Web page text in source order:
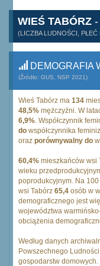
WIEŚ TABÓRZ
(LICZBA LUDNOŚCI, PŁEĆ
DEMOGRAFIA
(Źródło: GUS, NSP 2021)
Wieś Tabórz ma 134
48,5% mężczyźni. W
6,9%. Współczynnik
do współczynnika
oraz porównywalny do
60,4% mieszkańców wsi
wieku
poprodukcyjnym. Na
wsi Tabórz 65,4 osób w
demograficznego jest
województwa
obciążenia
Według danych
Powszechnego
gospodarstw